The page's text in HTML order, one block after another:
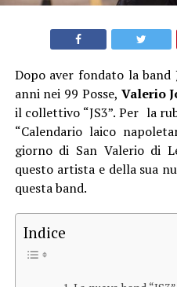
Dopo aver fondato la band
anni nei 99 Posse, Valerio
il collettivo “JS3”. Per la
“Calendario laico
giorno di San Valerio di
questo artista e della sua
questa band.
Indice